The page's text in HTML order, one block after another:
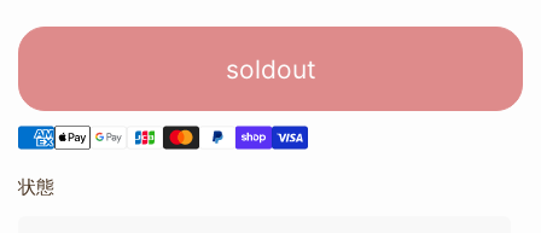
soldout
状態